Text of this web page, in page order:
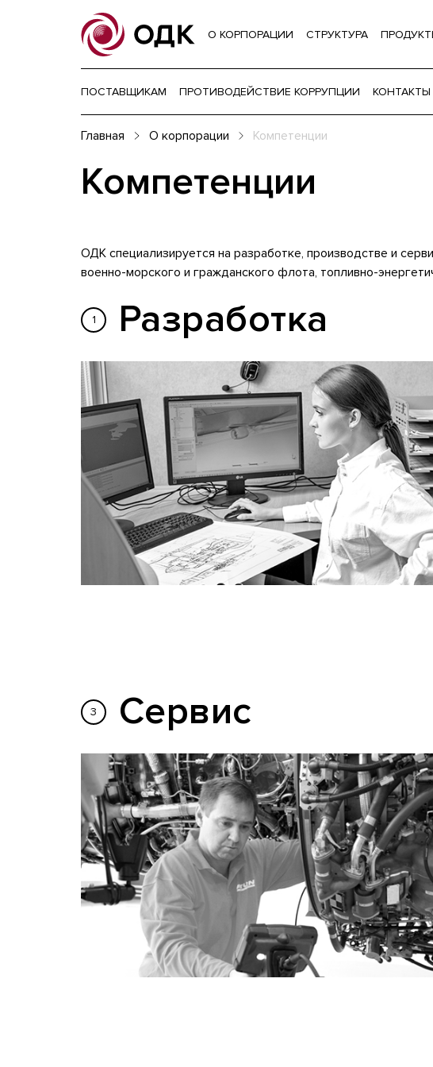
О КОРПОРАЦИИ СТРУКТУРА
ПОСТАВЩИКАМ ПРОТИВОДЕЙСТВИЕ КОРРУПЦИИ КОНТАКТЫ
Главная О корпорации Компетенции
Компетенции
ОДК специализируется на разработке, производстве и
военно-морского и гражданского флота, топливно-
Разработка
Сервис